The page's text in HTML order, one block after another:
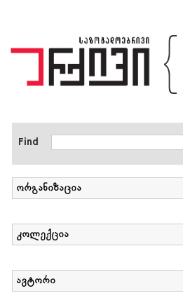
{
Find
ორგანიზაცია
კოლექცია
ავტორი